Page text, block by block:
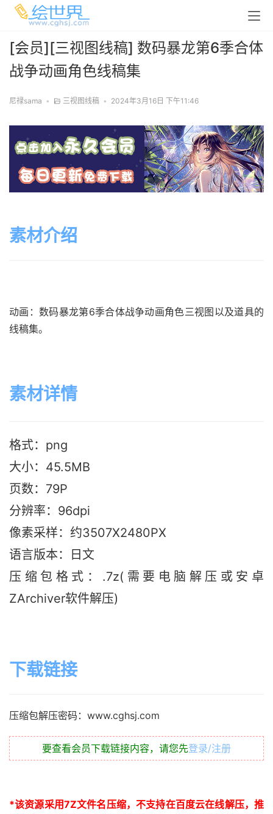
[会员][三视图线稿] 数码暴龙第6季合体
战争动画角色线稿集
尼禄sama • 三视图线稿 • 2024年3月16日 下午11:46
素材介绍
动画：数码暴龙第6季合体战争动画角色三视图以及道具的
线稿集。
素材详情
格式：png
大小：45.5MB
页数：79P
分辨率：96dpi
像素采样：约3507X2480PX
语言版本：日文
压缩包格式：.7z(需要电脑解压或安卓
ZArchiver软件解压)
下载链接
压缩包解压密码：www.cghsj.com
要查看会员下载链接内容，请您先登录/注册
*该资源采用7Z文件名压缩，不支持在百度云在线解压，推